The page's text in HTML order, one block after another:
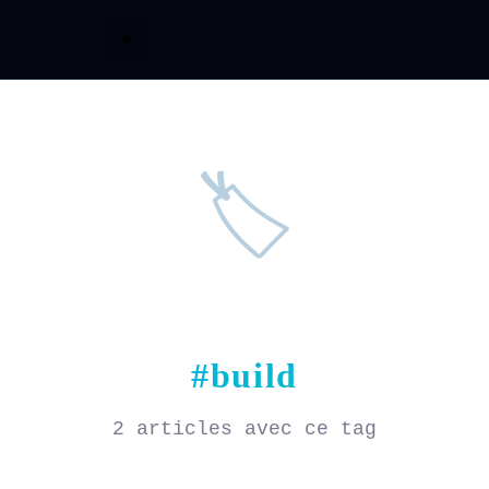
🏷️
#build
2 articles avec ce tag